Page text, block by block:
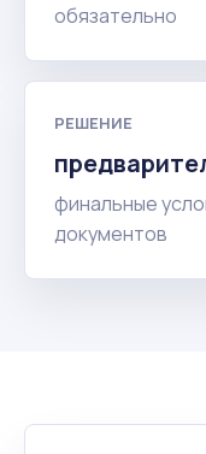
обязательно
РЕШЕНИЕ
финальные
документов